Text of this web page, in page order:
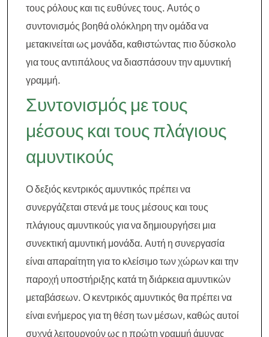
τους ρόλους και τις ευθύνες τους. Αυτός ο
συντονισμός βοηθά ολόκληρη την ομάδα να
μετακινείται ως μονάδα, καθιστώντας πιο δύσκολο
για τους αντιπάλους να διασπάσουν την αμυντική
γραμμή.
Συντονισμός με τους
μέσους και τους πλάγιους
αμυντικούς
Ο δεξιός κεντρικός αμυντικός πρέπει να
συνεργάζεται στενά με τους μέσους και τους
πλάγιους αμυντικούς για να δημιουργήσει μια
συνεκτική αμυντική μονάδα. Αυτή η συνεργασία
είναι απαραίτητη για το κλείσιμο των χώρων και την
παροχή υποστήριξης κατά τη διάρκεια αμυντικών
μεταβάσεων. Ο κεντρικός αμυντικός θα πρέπει να
είναι ενήμερος για τη θέση των μέσων, καθώς αυτοί
συχνά λειτουργούν ως η πρώτη γραμμή άμυνας